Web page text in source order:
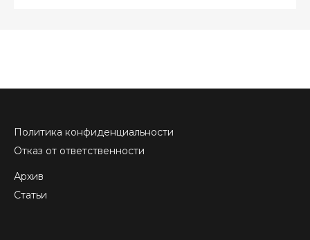
Политика конфиденциальности
Отказ от ответственности
Архив
Статьи